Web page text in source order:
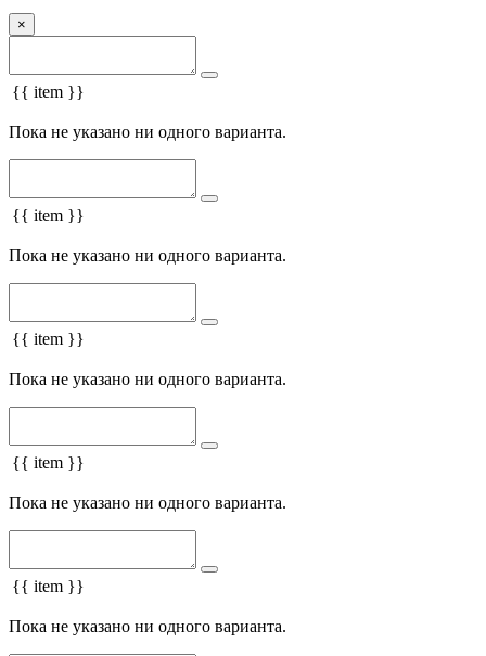
×
{{ item }}
Пока не указано ни одного варианта.
{{ item }}
Пока не указано ни одного варианта.
{{ item }}
Пока не указано ни одного варианта.
{{ item }}
Пока не указано ни одного варианта.
{{ item }}
Пока не указано ни одного варианта.